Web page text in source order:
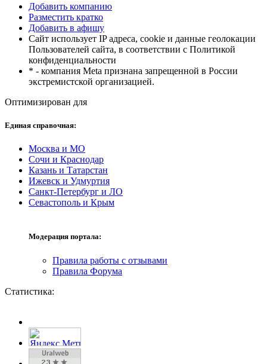
Добавить компанию
Разместить кратко
Добавить в афишу
Сайт использует IP адреса, cookie и данные геолокации
Пользователей сайта, в соответствии с Политикой
конфиденциальности
* - компания Meta признана запрещенной в России
экстремистской организацией.
Оптимизирован для
Единая справочная:
Москва и МО
Сочи и Краснодар
Казань и Татарстан
Ижевск и Удмуртия
Санкт-Петербург и ЛО
Севастополь и Крым
Модерация портала:
Правила работы с отзывами
Правила Форума
Статистика: